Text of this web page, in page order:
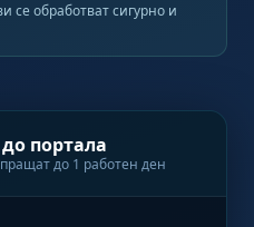
се обработват сигурно и
портала
до 1 работен ден